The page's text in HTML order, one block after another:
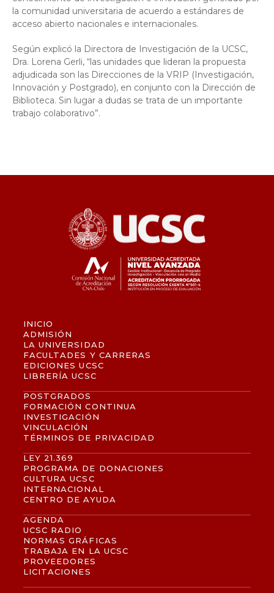
la comunidad universitaria de acuerdo a estándares de
acceso abierto nacionales e internacionales.
Según explicó la Directora de Investigación de la UCSC,
Dra. Lorena Gerli, “las unidades que lideran la propuesta
adjudicada son las Direcciones de la VRIP (Investigación,
Innovación y Postgrado), en conjunto con la Dirección de
Biblioteca. Sin lugar a dudas se trata de un importante
trabajo colaborativo”.
INICIO
ADMISIÓN
LA UNIVERSIDAD
FACULTADES Y CARRERAS
EDICIONES UCSC
LIBRERÍA UCSC
POSTGRADOS
FORMACIÓN CONTINUA
INVESTIGACIÓN
VINCULACIÓN
TÉRMINOS DE PRIVACIDAD
LEY 21.369
PROGRAMA DE DONACIONES
CULTURA UCSC
INTERNACIONAL
CENTRO DE AYUDA
AGENDA
UCSC RADIO
NORMAS GRÁFICAS
TRABAJA EN LA UCSC
PROVEEDORES
LICITACIONES